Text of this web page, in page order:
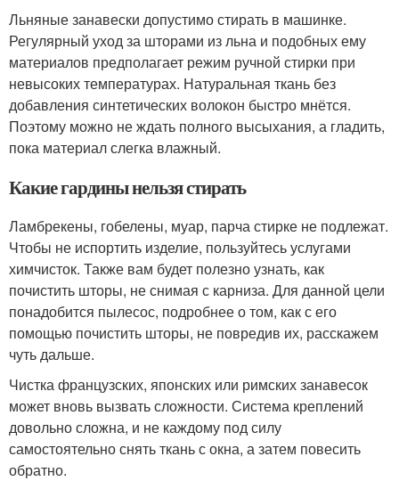
Льняные занавески допустимо стирать в машинке.
Регулярный уход за шторами из льна и подобных ему
материалов предполагает режим ручной стирки при
невысоких температурах. Натуральная ткань без
добавления синтетических волокон быстро мнётся.
Поэтому можно не ждать полного высыхания, а гладить,
пока материал слегка влажный.
Какие гардины нельзя стирать
Ламбрекены, гобелены, муар, парча стирке не подлежат.
Чтобы не испортить изделие, пользуйтесь услугами
химчисток. Также вам будет полезно узнать, как
почистить шторы, не снимая с карниза. Для данной цели
понадобится пылесос, подробнее о том, как с его
помощью почистить шторы, не повредив их, расскажем
чуть дальше.
Чистка французских, японских или римских занавесок
может вновь вызвать сложности. Система креплений
довольно сложна, и не каждому под силу
самостоятельно снять ткань с окна, а затем повесить
обратно.